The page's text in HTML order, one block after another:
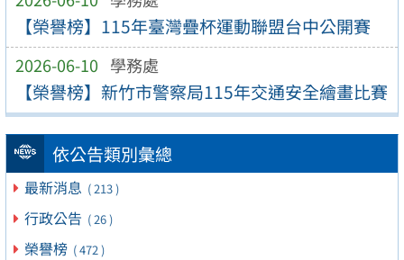
【榮譽榜】115年臺灣疊杯運動聯盟台中公開賽
2026-06-10 學務處
【榮譽榜】新竹市警察局115年交通安全繪畫比賽
依公告類別彙總
最新消息 ( 213 )
行政公告 ( 26 )
榮譽榜 ( 472 )